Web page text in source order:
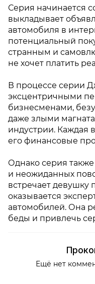
Серия начинается
выкладывает
автомобиля в
потенциальный
странным и
не хочет платить
В процессе серии
эксцентричными
бизнесменами,
даже злыми
индустрии. Каждая
его финансовые
Однако серия
и неожиданных
встречает девушку
оказывается
автомобилей. Она
беды и привлечь
Ещё нет